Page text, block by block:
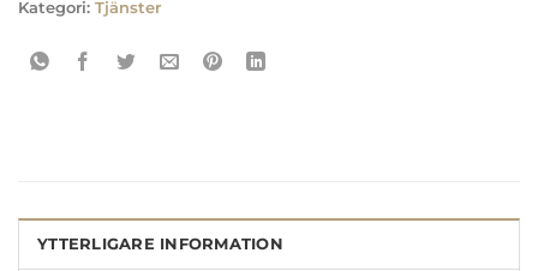
Kategori: Tjänster
YTTERLIGARE INFORMATION